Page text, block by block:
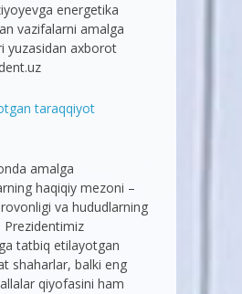
energetika
vazifalarni amalga
yuzasidan axborot
taraqqiyot
amalga
haqiqiy mezoni –
va hududlarning
tatbiq etilayotgan
shaharlar, balki eng
qiyofasini ham